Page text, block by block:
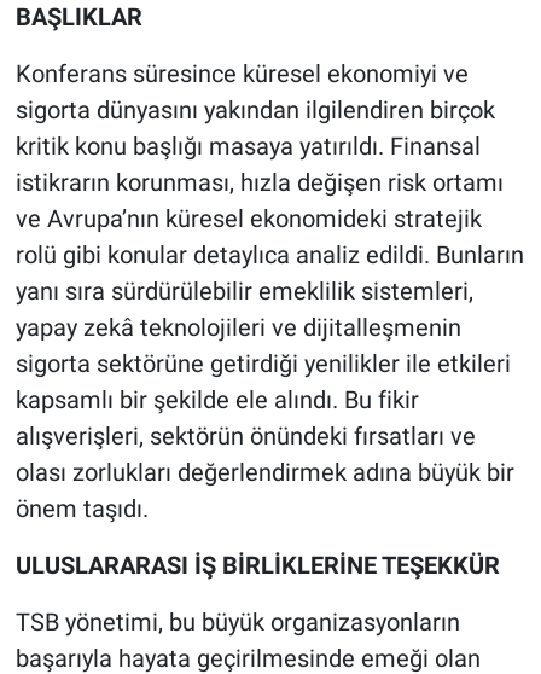
BAŞLIKLAR
Konferans süresince küresel ekonomiyi ve
sigorta dünyasını yakından ilgilendiren birçok
kritik konu başlığı masaya yatırıldı. Finansal
istikrarın korunması, hızla değişen risk ortamı
ve Avrupa’nın küresel ekonomideki stratejik
rolü gibi konular detaylıca analiz edildi. Bunların
yanı sıra sürdürülebilir emeklilik sistemleri,
yapay zekâ teknolojileri ve dijitalleşmenin
sigorta sektörüne getirdiği yenilikler ile etkileri
kapsamlı bir şekilde ele alındı. Bu fikir
alışverişleri, sektörün önündeki fırsatları ve
olası zorlukları değerlendirmek adına büyük bir
önem taşıdı.
ULUSLARARASI İŞ BİRLİKLERİNE TEŞEKKÜR
TSB yönetimi, bu büyük organizasyonların
başarıyla hayata geçirilmesinde emeği olan